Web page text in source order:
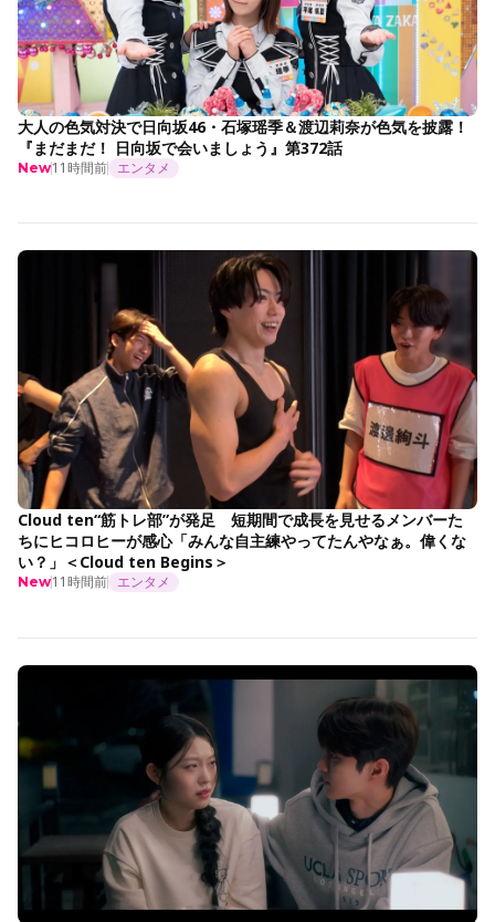
大人の色気対決で日向坂46・石塚瑶季＆渡辺莉奈が色気を披露！
『まだまだ！ 日向坂で会いましょう』第372話
New11時間前 エンタメ
Cloud ten“筋トレ部”が発足 短期間で成長を見せるメンバーた
ちにヒコロヒーが感心「みんな自主練やってたんやなぁ。偉くな
い？」＜Cloud ten Begins＞
New11時間前 エンタメ